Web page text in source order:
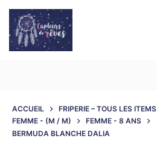
ACCUEIL FRIPERIE – TOUS LES ITEMS
FEMME - (M / M)
FEMME - 8 ANS
BERMUDA BLANCHE DALIA